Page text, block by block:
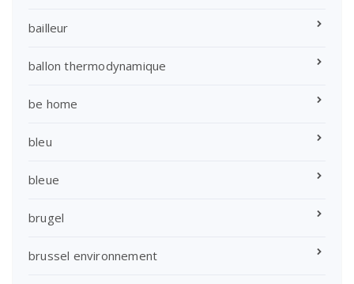
bailleur
ballon thermodynamique
be home
bleu
bleue
brugel
brussel environnement